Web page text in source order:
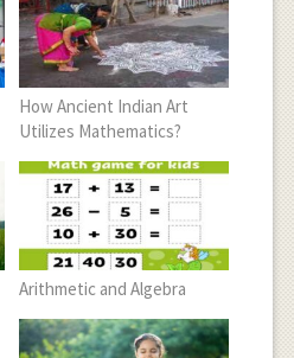
How Ancient Indian Art
Utilizes Mathematics?
Arithmetic and Algebra